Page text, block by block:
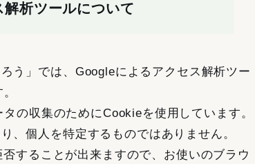
析ツールについて
う」では、Googleによるアクセス解析ツー
の収集のためにCookieを使用しています。
、個人を特定するものではありません。
することが出来ますので、お使いのブラウ